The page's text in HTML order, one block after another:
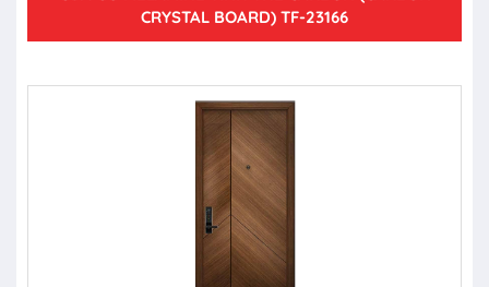
CRYSTAL BOARD) TF-23166